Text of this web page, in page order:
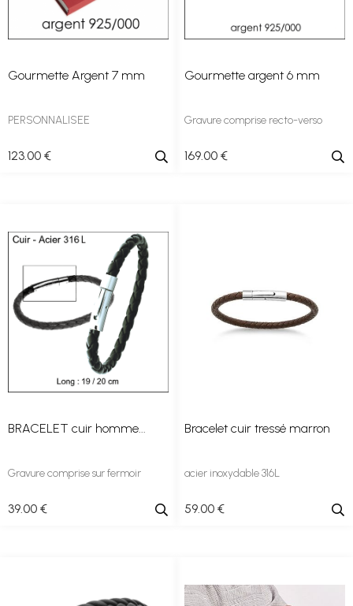
Gourmette Argent 7 mm
PERSONNALISEE
123.00 €
Gourmette argent 6 mm
Gravure comprise recto-verso
169.00 €
BRACELET cuir homme...
Gravure comprise sur fermoir
39.00 €
Bracelet cuir tressé marron
acier inoxydable 316L
59.00 €